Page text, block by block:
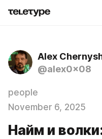
Alex
@alex0x08
people
November 6, 2025
Найм и